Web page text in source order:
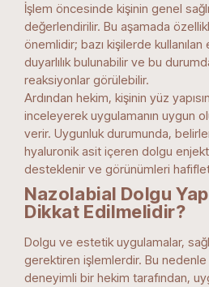
İşlem öncesinde kişinin genel
değerlendirilir. Bu aşamada
önemlidir; bazı kişilerde
duyarlılık bulunabilir ve bu
reaksiyonlar görülebilir.
Ardından hekim, kişinin yüz yapısını
inceleyerek uygulamanın uygun
verir. Uygunluk durumunda,
hyaluronik asit içeren dolgu
desteklenir ve görünümleri
Nazolabial Dolgu
Dikkat Edilmelidir?
Dolgu ve estetik uygulamalar,
gerektiren işlemlerdir. Bu nedenle
deneyimli bir hekim tarafından,